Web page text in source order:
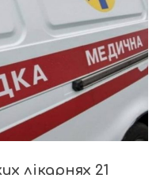
лікарнях 21